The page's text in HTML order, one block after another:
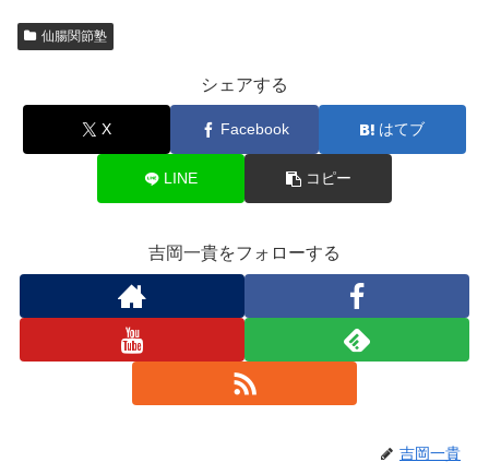
仙腸関節塾
シェアする
X Facebook はてブ
LINE コピー
吉岡一貴をフォローする
吉岡一貴